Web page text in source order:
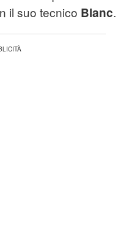
il suo tecnico Blanc.